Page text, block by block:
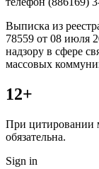
Выписка из
78559 от 08 июля
надзору в сфере
массовых
12+
При цитировании
обязательна.
Sign in